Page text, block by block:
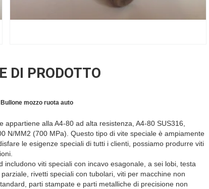
DI PRODOTTO
Bullone mozzo ruota auto
alla A4-80 ad alta resistenza, A4-80 SUS316,
N/MM2 (700 MPa). Questo tipo di vite speciale è ampiamente
le esigenze speciali di tutti i clienti, possiamo produrre viti
viti speciali con incavo esagonale, a sei lobi, testa
rivetti speciali con tubolari, viti per macchine non
parti stampate e parti metalliche di precisione non